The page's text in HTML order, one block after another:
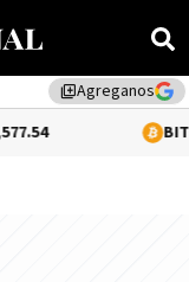
library_addAgreganos
-0.18%